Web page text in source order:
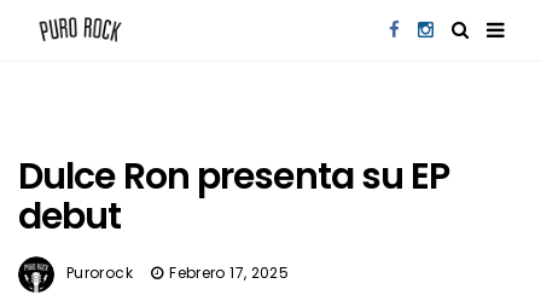
Dulce Ron presenta su EP
debut
Purorock Febrero 17, 2025